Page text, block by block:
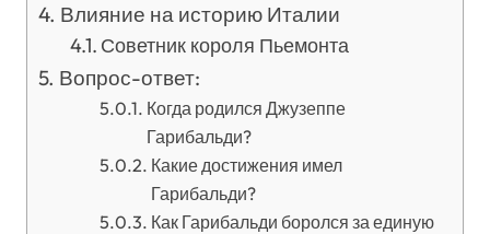
Влияние на историю Италии
Советник короля Пьемонта
Вопрос-ответ:
Когда родился Джузеппе
Гарибальди?
Какие достижения имел
Гарибальди?
Как Гарибальди боролся за единую